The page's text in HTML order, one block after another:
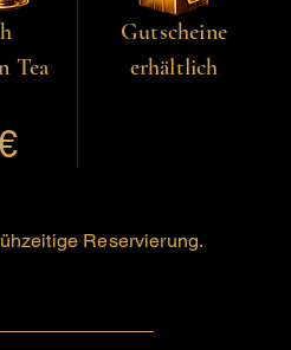
Tea
Gutscheine
erhältlich
Reservierung.